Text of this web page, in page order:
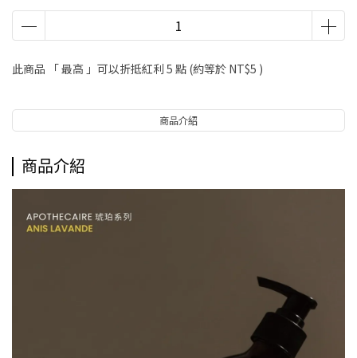
VIP會員尊榮滿額禮
此商品 「 最高 」可以折抵紅利 5 點 (約等於 NT$5 )
商品介紹
商品介紹